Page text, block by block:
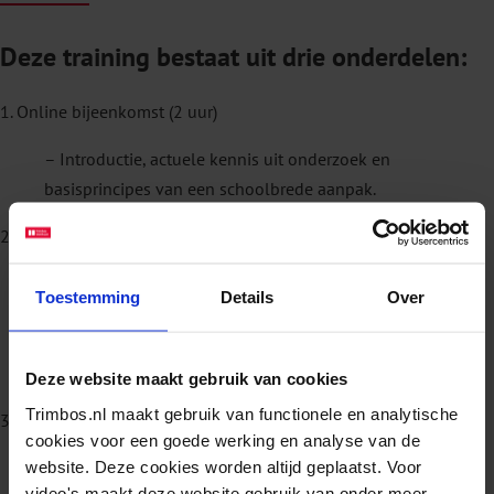
Toestemming Details Over
Deze website maakt gebruik van cookies
Trimbos.nl maakt gebruik van functionele en analytische
cookies voor een goede werking en analyse van de
website. Deze cookies worden altijd geplaatst. Voor
Deze training bestaat uit drie onderdelen:
1. Online bijeenkomst (2 uur)
– Introductie, actuele kennis uit onderzoek en
basisprincipes van een schoolbrede aanpak.
2. Fysieke bijeenkomst, incl. lunch (1 dag)
– Verdieping in vaardigheden en thema’s zoals
versterken van sociaal-emotionele vaardigheden.
3. Online terugkomsessie (1,5 uur)
– Uitwisseling over ervaringen, vragen en ontwikkelingen